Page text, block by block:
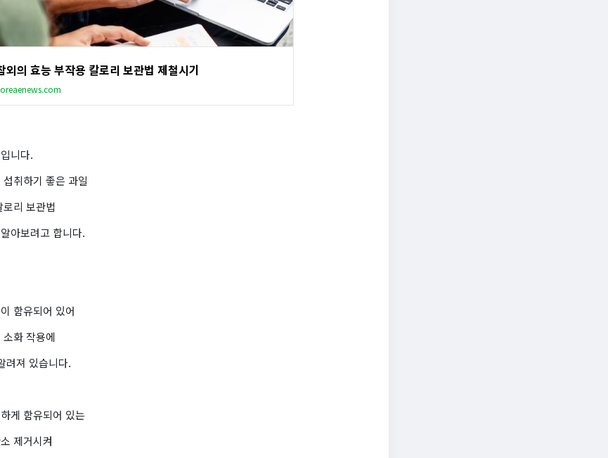
외의 효능 부작용 칼로리 보관법 제철시기
니다.
취하기 좋은 과일
리 보관법
아보려고 합니다.
함유되어 있어
화 작용에
려져 있습니다.
게 함유되어 있는
제거시켜